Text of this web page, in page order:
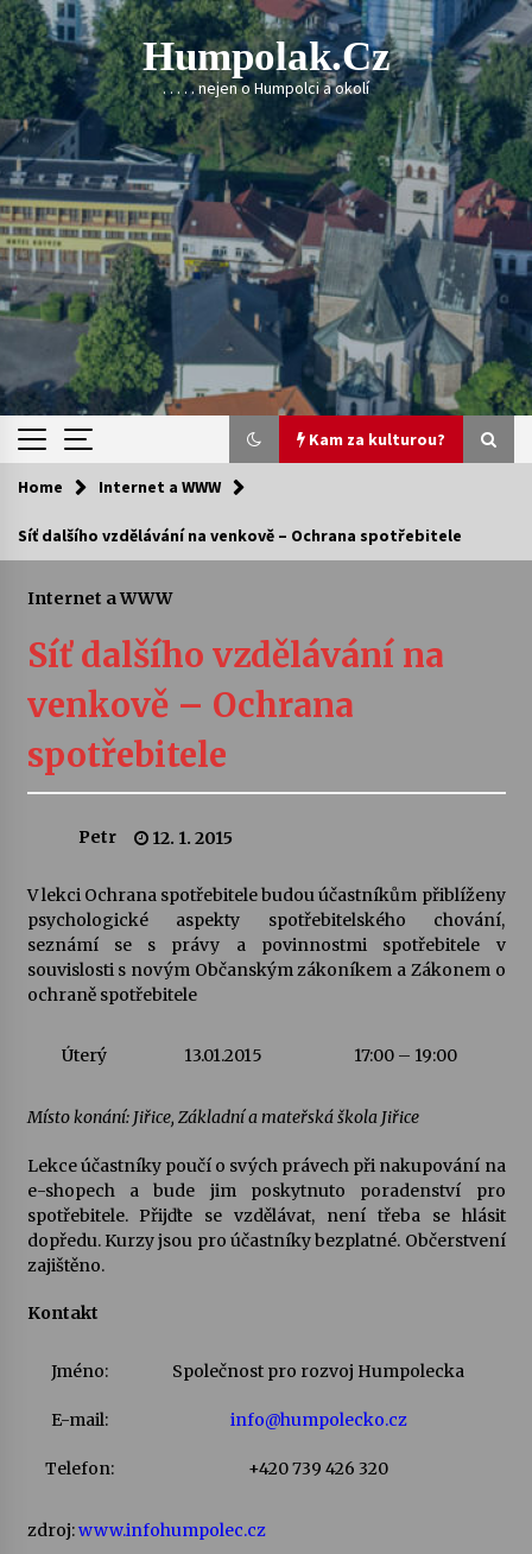
Skip
to
content
Humpolak.cz
. . . . . nejen o Humpolci a okolí
Kam za kulturou?
Kam za kulturou?
Sukuba Ensemble
kapkou
Veselí muzikanti
Pozvánka na integrační festival Quijotova
šedesátka: 28. 7.–1. 8. 2026
28. 7. 2026
Letní koncerty ve Stromovce: Kolchoz a
28. 7. 2026
Votavžatský ploty
Letní koncerty ve Stromovce: Rufus Miller
22. 7. 2026
14. 7. 2026
Za kulturou kousek za Humpolec. V Želivě ožije
Home Internet a WWW
Síť dalšího vzdělávání na venkově – Ochrana spotřebitele
Internet a WWW
Síť dalšího vzdělávání na
venkově – Ochrana
spotřebitele
Petr 12. 1. 2015
V lekci Ochrana spotřebitele budou účastníkům přiblíženy
psychologické aspekty spotřebitelského chování,
seznámí se s právy a povinnostmi spotřebitele v
souvislosti s novým Občanským zákoníkem a Zákonem o
ochraně spotřebitele
Úterý 13.01.2015 17:00 – 19:00
Místo konání: Jiřice, Základní a mateřská škola Jiřice
Lekce účastníky poučí o svých právech při nakupování na
e-shopech a bude jim poskytnuto poradenství pro
spotřebitele. Přijďte se vzdělávat, není třeba se hlásit
dopředu. Kurzy jsou pro účastníky bezplatné. Občerstvení
zajištěno.
Kontakt
Jméno: Společnost pro rozvoj Humpolecka
E-mail: info@humpolecko.cz
Telefon: +420 739 426 320
zdroj:www.infohumpolec.cz